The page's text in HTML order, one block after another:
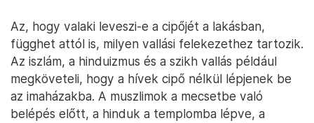
Az, hogy valaki leveszi-e a cipőjét a lakásban,
függhet attól is, milyen vallási felekezethez tartozik.
Az iszlám, a hinduizmus és a szikh vallás például
megköveteli, hogy a hívek cipő nélkül lépjenek be
az imaházakba. A muszlimok a mecsetbe való
belépés előtt, a hinduk a templomba lépve, a